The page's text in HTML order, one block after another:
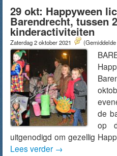
29 okt: Happyween
Barendrecht, tussen
kinderactiviteiten
Zaterdag 2 oktober 2021
de
op
uitgenodigd om gezellig
Lees verder →